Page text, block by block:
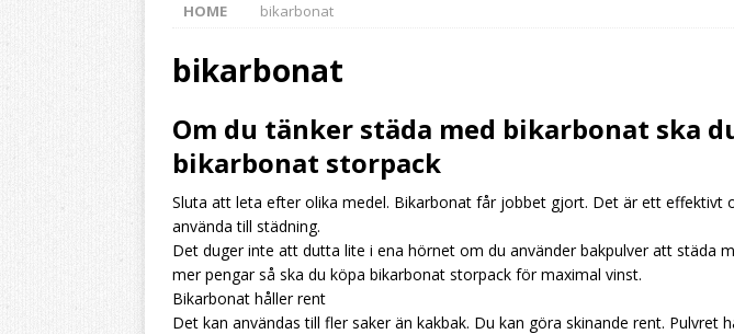
resultatet
HEMBRYGGNING
[ 2026/07/31 ]
HEMBRYGGNING
[ 2026/07/28 ] Byt fix kostnad per burk mot flexibel
stilldrink
HEMBRYGGNING
HOME bikarbonat
bikarbonat
Om du tänker städa med bikarbonat ska
bikarbonat storpack
Sluta att leta efter olika medel. Bikarbonat får jobbet gjort. Det är ett effektivt
använda till städning.
Det duger inte att dutta lite i ena hörnet om du använder bakpulver att städa
mer pengar så ska du köpa bikarbonat storpack för maximal vinst.
Bikarbonat håller rent
Det kan användas till fler saker än kakbak. Du kan göra skinande rent. Pulvret